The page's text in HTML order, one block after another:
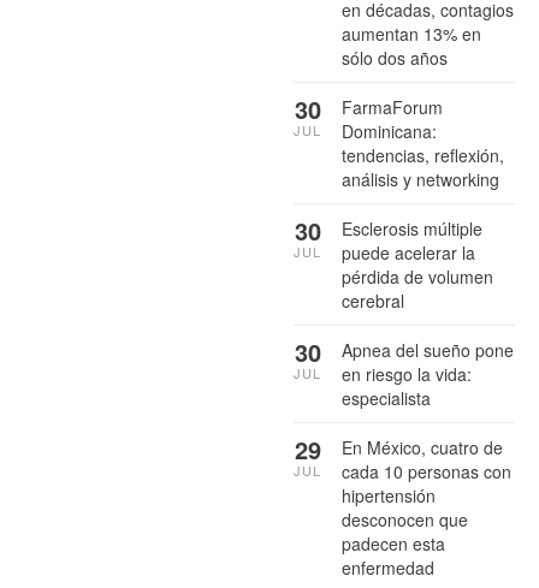
en décadas, contagios
aumentan 13% en
sólo dos años
FarmaForum
Dominicana:
tendencias, reflexión,
análisis y networking
30
JUL
Esclerosis múltiple
puede acelerar la
pérdida de volumen
cerebral
30
JUL
Apnea del sueño pone
en riesgo la vida:
especialista
30
JUL
En México, cuatro de
cada 10 personas con
hipertensión
desconocen que
padecen esta
enfermedad
29
JUL